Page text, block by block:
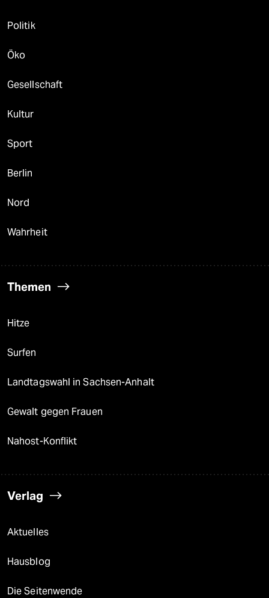
Politik
Öko
Gesellschaft
Kultur
Sport
Berlin
Nord
Wahrheit
Themen
Hitze
Surfen
Landtagswahl in Sachsen-Anhalt
Gewalt gegen Frauen
Nahost-Konflikt
Verlag
Aktuelles
Hausblog
Die Seitenwende